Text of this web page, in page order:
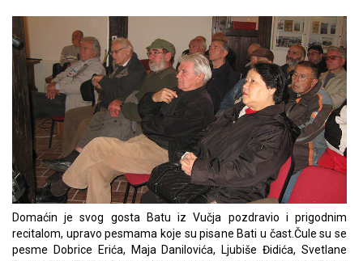
Domaćin je svog gosta Batu iz Vučja pozdravio i prigodnim
recitalom, upravo pesmama koje su pisane Bati u čast.Čule su se
pesme Dobrice Erića, Maja Danilovića, Ljubiše Đidića, Svetlane